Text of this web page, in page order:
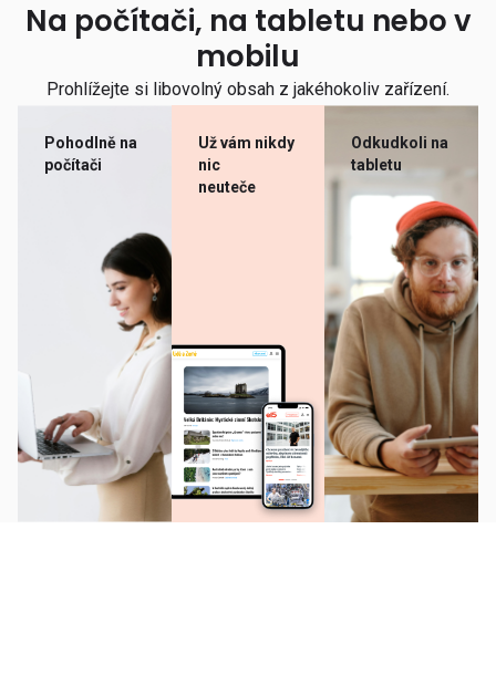
Na počítači, na tabletu nebo v
mobilu
Prohlížejte si libovolný obsah z jakéhokoliv zařízení.
Pohodlně na
počítači
Už vám nikdy
nic
neuteče
Odkudkoli na
tabletu